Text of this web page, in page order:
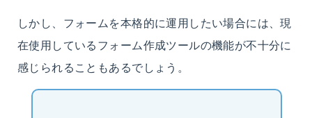
しかし、フォームを本格的に運用したい場合には、現
在使用しているフォーム作成ツールの機能が不十分に
感じられることもあるでしょう。